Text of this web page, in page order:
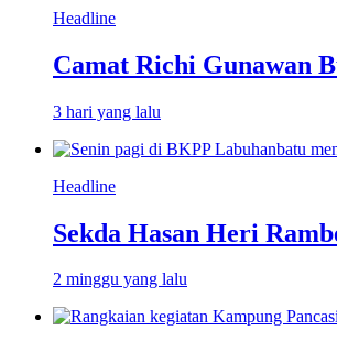
Headline
Camat Richi Gunawan
3 hari yang lalu
Headline
Sekda Hasan Heri
2 minggu yang lalu